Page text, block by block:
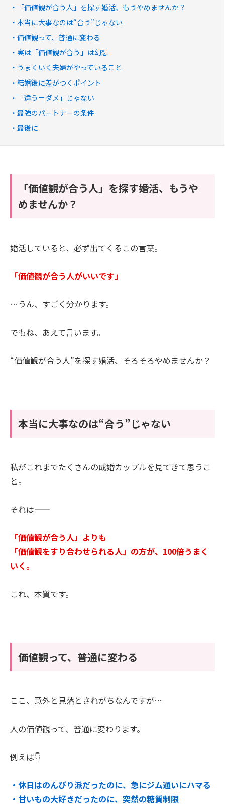
「価値観が合う人」を探す婚活、もうやめませんか？
本当に大事なのは“合う”じゃない
価値観って、普通に変わる
実は「価値観が合う」は幻想
うまくいく夫婦がやっていること
結婚後に差がつくポイント
「違う＝ダメ」じゃない
最強のパートナーの条件
最後に
「価値観が合う人」を探す婚活、もうや
めませんか？
婚活していると、必ず出てくるこの言葉。
「価値観が合う人がいいです」
…うん、すごく分かります。
でもね、あえて言います。
“価値観が合う人”を探す婚活、そろそろやめませんか？
本当に大事なのは“合う”じゃない
私がこれまでたくさんの成婚カップルを見てきて思うこ
と。
それは――
「価値観が合う人」よりも
「価値観をすり合わせられる人」の方が、100倍うまく
いく。
これ、本質です。
価値観って、普通に変わる
ここ、意外と見落とされがちなんですが…
人の価値観って、普通に変わります。
例えば👇
・休日はのんびり派だったのに、急にジム通いにハマる
・甘いもの大好きだったのに、突然の糖質制限